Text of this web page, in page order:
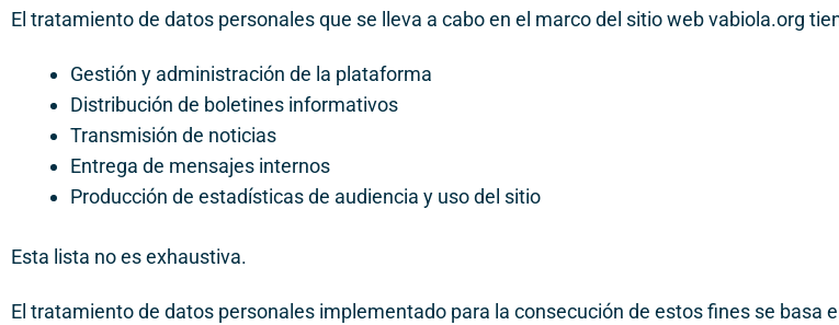
El tratamiento de datos personales que se lleva a cabo en el marco del sitio web vabiola.org
Gestión y administración de la plataforma
Distribución de boletines informativos
Transmisión de noticias
Entrega de mensajes internos
Producción de estadísticas de audiencia y uso del sitio
Esta lista no es exhaustiva.
El tratamiento de datos personales implementado para la consecución de estos fines se basa